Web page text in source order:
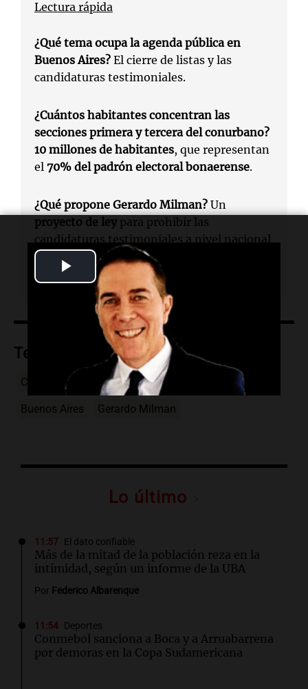
Play
Video
Lectura rápida
¿Qué tema ocupa la agenda pública en
Buenos Aires? El cierre de listas y las
candidaturas testimoniales.
¿Cuántos habitantes concentran las
secciones primera y tercera del conurbano?
10 millones de habitantes, que representan
el 70% del padrón electoral bonaerense.
¿Qué propone Gerardo Milman? Un
proyecto de ley para prohibir las
candidaturas testimoniales a nivel nacional
y provincial.
Temas
Candidaturas testimoniales
Buenos Aires Gerardo Milman
Lo último
11:57 El dato confiable
Más de la mitad de la población reza en la
intimidad, según un informe de la UBA
Por Federico Albarenque
11:54 Deportes
Conmebol sanciona a Boca y a Arruabarrena
por demoras en la Copa Sudamericana